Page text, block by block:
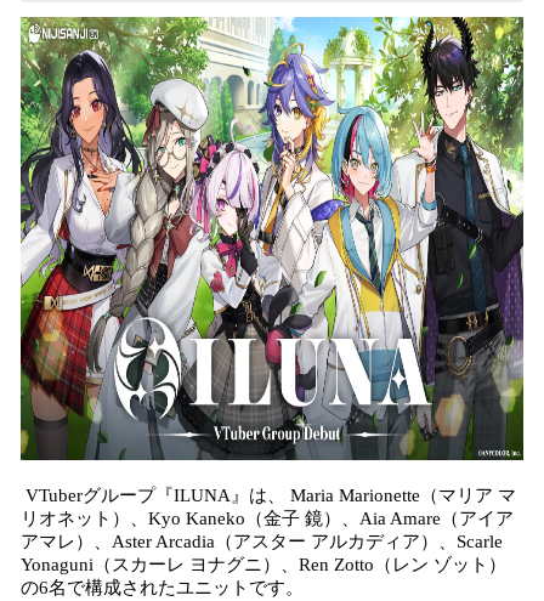
VTuberグループ『ILUNA』は、 Maria Marionette（マリア マ
リオネット）、Kyo Kaneko（金子 鏡）、Aia Amare（アイア
アマレ）、Aster Arcadia（アスター アルカディア）、Scarle
Yonaguni（スカーレ ヨナグニ）、Ren Zotto（レン ゾット）
の6名で構成されたユニットです。